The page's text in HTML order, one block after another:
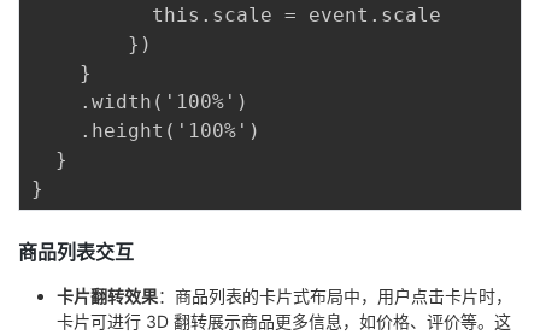
          this.scale = event.scale
        })
    }
    .width('100%')
    .height('100%')
  }
商品列表交互
卡片翻转效果：商品列表的卡片式布局中，用户点击卡片时，
卡片可进行 3D 翻转展示商品更多信息，如价格、评价等。这